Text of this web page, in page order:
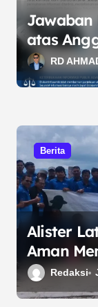
Jawaban
atas
RD
Berita
Alister
Aman
Redaksi